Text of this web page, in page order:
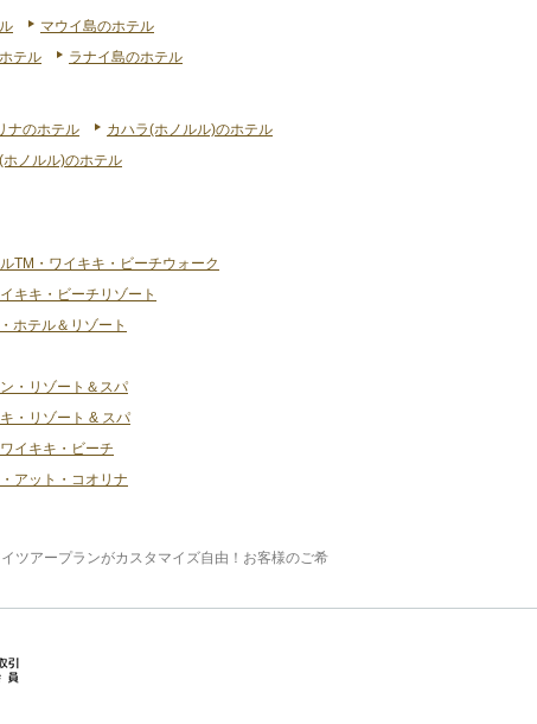
マウイ島のホテル
テル ラナイ島のホテル
ナのホテル
カハラ(ホノルル)のホテル
ホノルル)のホテル
TM・ワイキキ・ビーチウォーク
キキ・ビーチリゾート
ホテル＆リゾート
・リゾート＆スパ
・リゾート & スパ
イキキ・ビーチ
アット・コオリナ
ツアープランがカスタマイズ自由！お客様のご希